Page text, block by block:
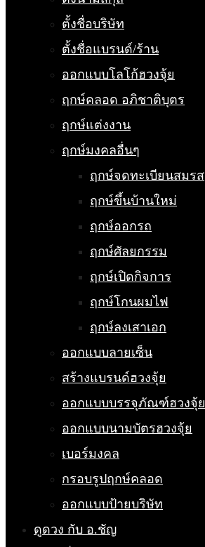
ตั้งชื่อบริษัท
ตั้งชื่อแบรนด์/ร้าน
ออกแบบโลโก้ฮวงจุ้ย
ฤกษ์คลอด อภิชาติบุตร
ฤกษ์แต่งงาน
ฤกษ์มงคลอื่นๆ
ฤกษ์จดทะเบียนสมรส
ฤกษ์ขึ้นบ้านใหม่
ฤกษ์ออกรถ
ฤกษ์ศัลยกรรม
ฤกษ์เปิดกิจการ
ฤกษ์โกนผมไฟ
ฤกษ์ลงเสาเอก
ออกแบบลายเซ็น
สร้างแบรนด์ฮวงจุ้ย
ออกแบบบรรจุภัณฑ์ฮวงจุ้ย
ออกแบบนามบัตรฮวงจุ้ย
เบอร์มงคล
กรอบรูปฤกษ์คลอด
ออกแบบป้ายบริษัท
ดูดวง กับ อ.ชัญ